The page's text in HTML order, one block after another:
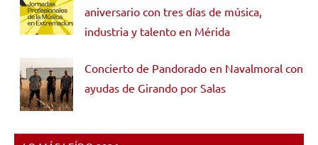
aniversario con tres días de música,
industria y talento en Mérida
Concierto de Pandorado en Navalmoral con
ayudas de Girando por Salas